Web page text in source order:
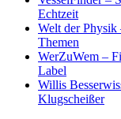
Echtzeit
Welt der Physik
Themen
WerZuWem –
Label
Willis
Klugscheißer